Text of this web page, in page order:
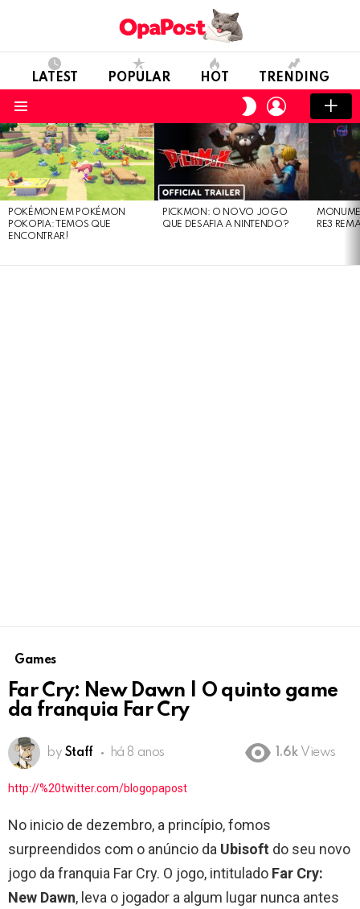
LATEST POPULAR HOT TRENDING
SWITCH
SKIN
LOGIN
LATEST
STORIES
POKÉMON EM POKÉMON
POKOPIA: TEMOS QUE
ENCONTRAR!
PICKMON: O NOVO JOGO
QUE DESAFIA A NINTENDO?
RE3
Games
Far Cry: New Dawn | O quinto game
da franquia Far Cry
by Staff há 8 anos 1.6k Views
http://%20twitter.com/blogopapost
No inicio de dezembro, a princípio, fomos
surpreendidos com o anúncio da Ubisoft do seu novo
jogo da franquia Far Cry. O jogo, intitulado Far Cry:
New Dawn, leva o jogador a algum lugar nunca antes